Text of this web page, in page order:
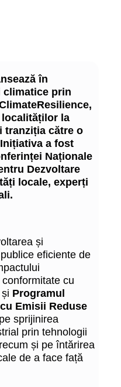
în
climatice prin
localităților la
tranziția către o
a fost
Naționale
Dezvoltare
locale, experți
și
eficiente de
cu
și Programul
Emisii Reduse
sprijinirea
prin tehnologii
și pe întărirea
de a face față